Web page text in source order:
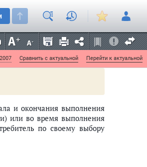
Сравнить с актуальной Перейти к актуальной
услуг).
отдельных этапов работы
услуг)
и окончания выполнения
или во время выполнения
по своему выбору